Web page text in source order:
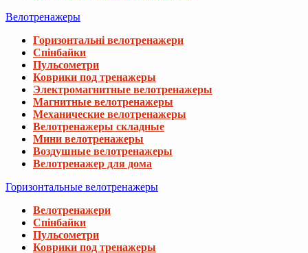
Велотренажеры
Горизонтальні велотренажери
Спінбайки
Пульсометри
Коврики под тренажеры
Электромагнитные велотренажеры
Магнитные велотренажеры
Механические велотренажеры
Велотренажеры складные
Мини велотренажеры
Воздушные велотренажеры
Велотренажер для дома
Горизонтальные велотренажеры
Велотренажери
Спінбайки
Пульсометри
Коврики под тренажеры